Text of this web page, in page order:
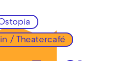
springen
Zum Footer springen
/ Theatercafé